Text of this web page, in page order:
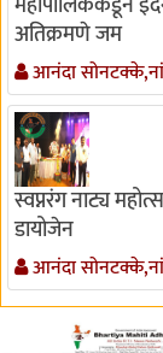
अतिक्रमणे जम
आनंदा
स्वप्नरंग नाट्य
डायोजेन
आनंदा